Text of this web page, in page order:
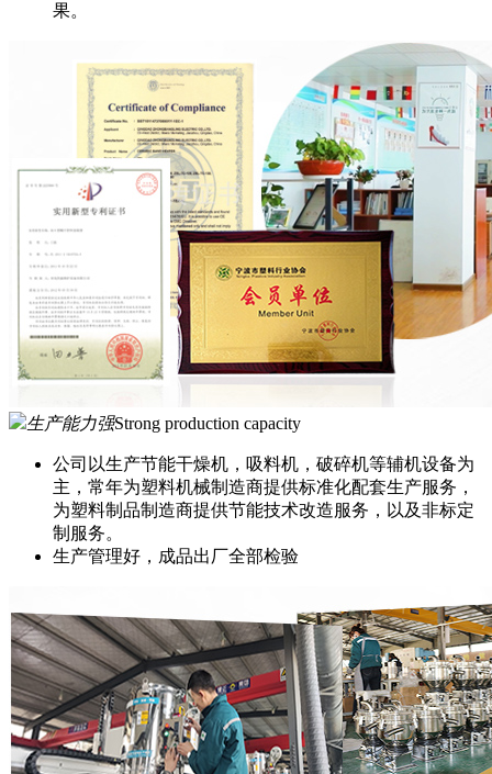
果。
生产能力强Strong production capacity
公司以生产节能干燥机，吸料机，破碎机等辅机设备为
主，常年为塑料机械制造商提供标准化配套生产服务，
为塑料制品制造商提供节能技术改造服务，以及非标定
制服务。
生产管理好，成品出厂全部检验